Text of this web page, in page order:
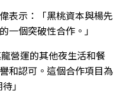
表示：「黑桃資本與楊先
一個突破性合作。」
營運的其他夜生活和餐
和認可。這個合作項目為
」